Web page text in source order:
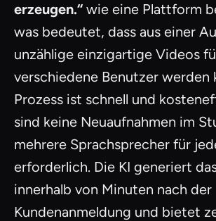
erzeugen.“ wie eine Plattform
was bedeutet, dass aus einer
unzählige einzigartige Videos
verschiedene Benutzer werden
Prozess ist schnell und
sind keine Neuaufnahmen im
mehrere Sprachsprecher für
erforderlich. Die KI generiert
innerhalb von Minuten nach der
Kundenanmeldung und bietet